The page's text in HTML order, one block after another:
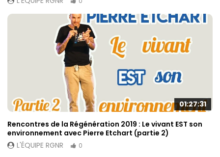
01:27:31
Rencontres de la Régénération 2019 : Le vivant EST son
environnement avec Pierre Etchart (partie 2)
L'ÉQUIPE RGNR
0